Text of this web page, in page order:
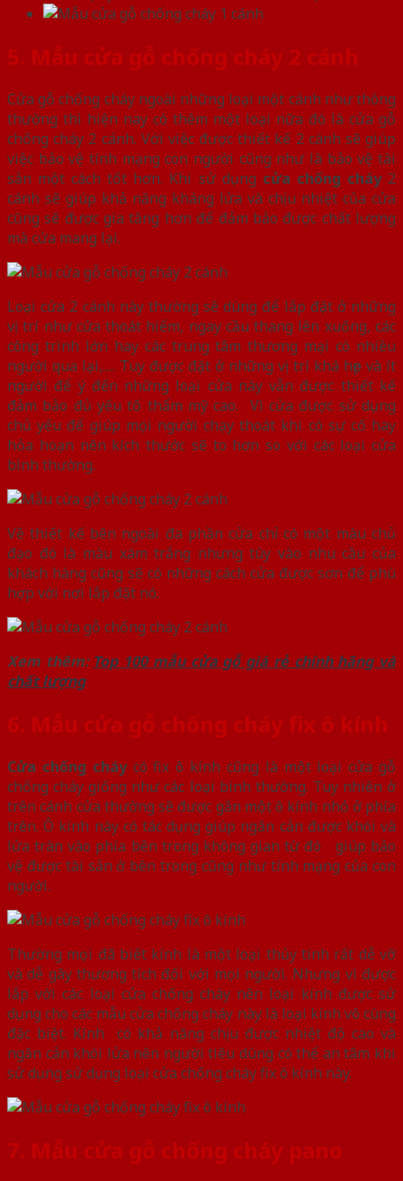
5. Mẫu cửa gỗ chống cháy 2 cánh
Cửa gỗ chống cháy ngoài những loại một cánh như thông
thường thì hiện nay có thêm một loại nữa đó là cửa gỗ
chống cháy 2 cánh. Với việc được thiết kế 2 cánh sẽ giúp
việc bảo vệ tính mạng con người cũng như là bảo vệ tài
sản một cách tốt hơn. Khi sử dụng cửa chống cháy2
cánh sẽ giúp khả năng kháng lửa và chịu nhiệt của cửa
cũng sẽ được gia tăng hơn để đảm bảo được chất lượng
mà cửa mang lại.
Loại cửa 2 cánh này thường sẽ dùng để lắp đặt ở những
vị trí như cửa thoát hiểm, ngay cầu thang lên xuống, các
công trình lớn hay các trung tâm thương mại có nhiều
người qua lại,…. Tuy được đặt ở những vị trí khá hẹp và ít
người để ý đến những loại cửa này vẫn được thiết kế
đảm bảo đủ yếu tố thẩm mỹ cao. Vì cửa được sử dụng
chủ yếu để giúp mọi người chạy thoát khi có sự cố hay
hỏa hoạn nên kích thước sẽ to hơn so với các loại cửa
bình thường.
Về thiết kế bên ngoài đa phần cửa chỉ có một màu chủ
đạo đó là màu xám trắng nhưng tùy vào nhu cầu của
khách hàng cũng sẽ có những cách cửa được sơn để phù
hợp với nơi lắp đặt nó.
Xem thêm: Top 100 mẫu cửa gỗ giá rẻ chính hãng và
chất lượng
6. Mẫu cửa gỗ chống cháy fix ô kính
Cửa chống cháycó fix ô kính cũng là một loại cửa gỗ
chống cháy giống như các loại bình thường. Tuy nhiên ở
trên cánh cửa thường sẽ được gắn một ô kính nhỏ ở phía
trên. Ô kính này có tác dụng giúp ngăn cản được khói và
lửa tràn vào phía bên trong không gian từ đó giúp bảo
vệ được tài sản ở bên trong cũng như tính mạng của con
người.
Thường mọi đã biết kính là một loại thủy tinh rất dễ vỡ
và dễ gây thương tích đối với mọi người. Nhưng vì được
lắp với các loại cửa chống cháy nên loại kính được sử
dụng cho các mẫu cửa chống cháy này là loại kính vô cùng
đặc biệt. Kính có khả năng chịu được nhiệt độ cao và
ngăn cản khói lửa nên người tiêu dùng có thể an tâm khi
sử dụng sử dụng loại cửa chống cháy fix ô kính này.
7. Mẫu cửa gỗ chống cháy pano